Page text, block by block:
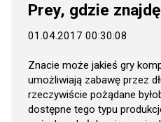
Prey, gdzie
01.04.2017 00:30:08
Znacie może jakieś gry
umożliwiają zabawę przez
rzeczywiście pożądane
dostępne tego typu